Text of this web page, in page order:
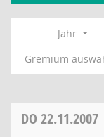
Jahr
Gremium
DO 22.11.2007